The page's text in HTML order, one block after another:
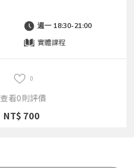
週一 18:30-21:00
實體課程
0
查看0則評價
NT$ 700